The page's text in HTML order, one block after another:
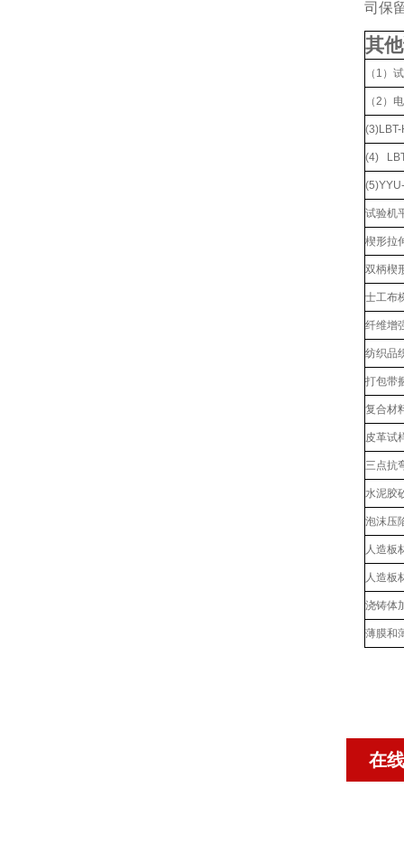
司保
其
（1）
（2）
(4)
试验机
楔形拉
双柄楔
士工布
纤维增
纺织品
打包带
复合材
皮革试
三点抗
水泥胶
泡沫压
人造板
人造板
浇铸体
薄膜和
在